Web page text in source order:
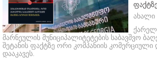
ახალი
მარნეულის მუნიციპალიტეტების საბავშვო
შეტანის ფაქტზე ორი კომპანიის
დააკავეს.